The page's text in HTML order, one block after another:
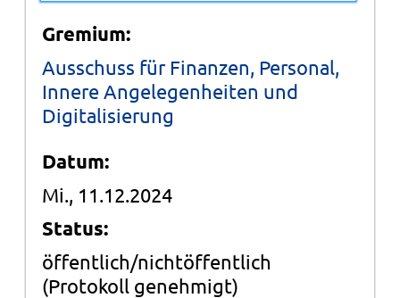
Gremium:
Ausschuss für Finanzen, Personal,
Innere Angelegenheiten und
Digitalisierung
Datum:
Mi., 11.12.2024
Status:
öffentlich/nichtöffentlich
(Protokoll genehmigt)